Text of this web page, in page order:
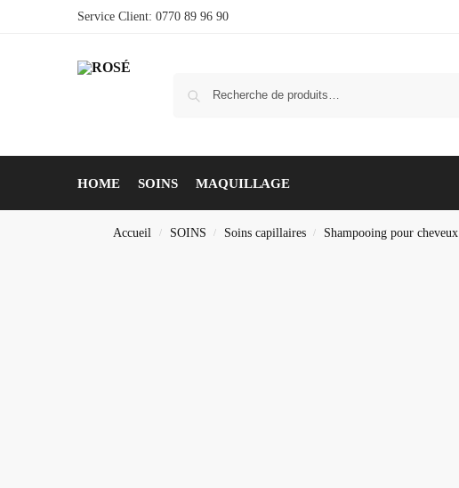
Service Client: 0770 89 96 90
HOME SOINS MAQUILLAGE
Accueil / SOINS / Soins capillaires / Shampooing pour cheveux